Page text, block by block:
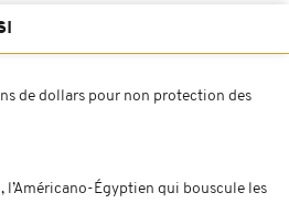
de dollars pour non protection des
l’Américano-Égyptien qui bouscule les